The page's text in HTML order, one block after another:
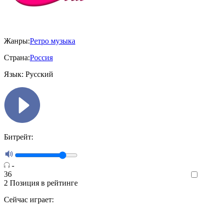
Жанры:Ретро музыка
Страна:Россия
Язык: Русский
Битрейт:
-
36
2 Позиция в рейтинге
Сейчас играет: